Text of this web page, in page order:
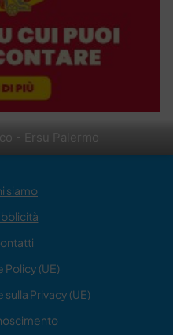
- Ersu Palermo
siamo
Policy (UE)
sulla Privacy (UE)